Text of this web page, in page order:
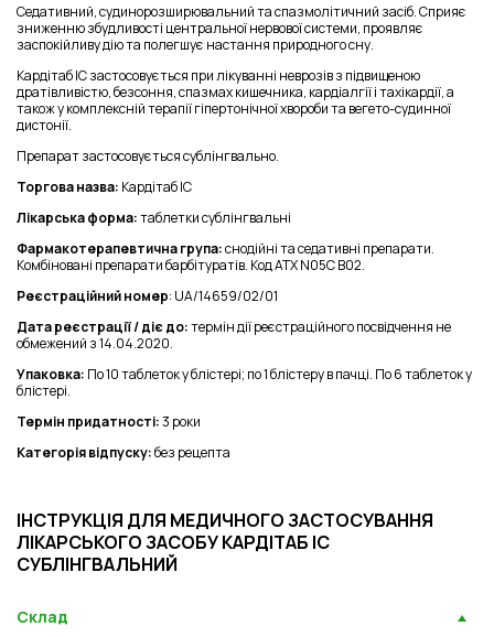
Седативний, судинорозширювальний та спазмолітичний засіб. Сприяє
зниженню збудливості центральної нервової системи, проявляє
заспокійливу дію та полегшує настання природного сну.
Кардітаб IC застосовується при лікуванні неврозів з підвищеною
дратівливістю, безсоння, спазмах кишечника, кардіалгії і тахікардії, а
також у комплексній терапії гіпертонічної хвороби та вегето-судинної
дистонії.
Препарат застосовується сублінгвально.
Торгова назва: Кардітаб ІС
Лікарська форма:таблетки сублінгвальні
Фармакотерапевтична група:снодійні та седативні препарати.
Комбіновані препарати барбітуратів. Код АТХ N05C B02.
Реєстраційний номер: UA/14659/02/01
Дата реєстрації / діє до:термін дії реєстраційного посвідчення не
обмежений з 14.04.2020.
Упаковка: По 10 таблеток у блістері; по 1 блістеру в пачці. По 6 таблеток у
блістері.
Термін придатності:3 роки
Категорія відпуску:без рецепта
ІНСТРУКЦІЯ ДЛЯ МЕДИЧНОГО ЗАСТОСУВАННЯ
ЛІКАРСЬКОГО ЗАСОБУ КАРДІТАБ IC
СУБЛІНГВАЛЬНИЙ
Склад